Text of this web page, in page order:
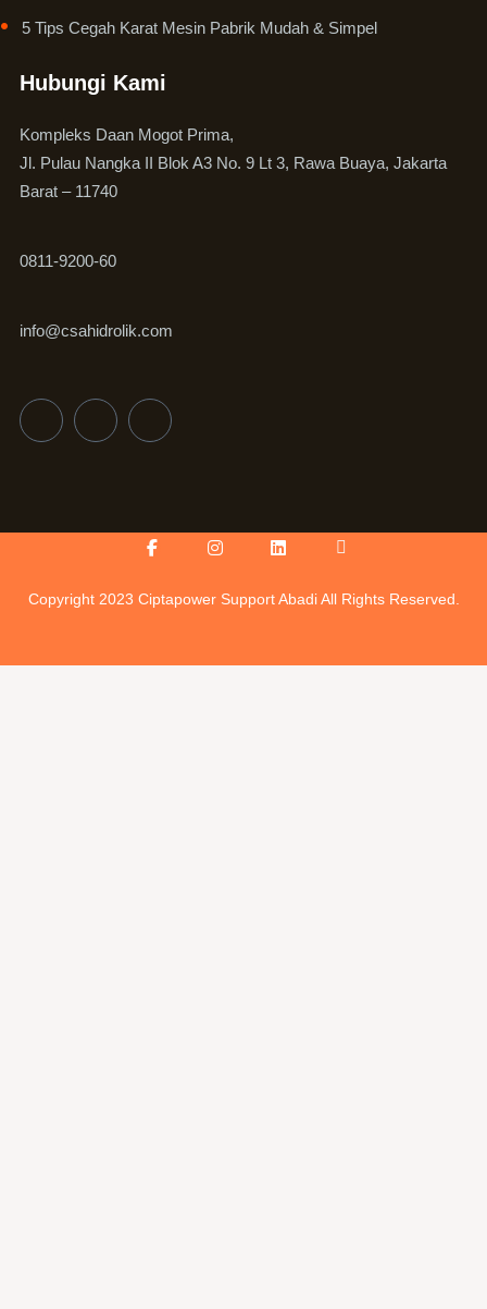
5 Tips Cegah Karat Mesin Pabrik Mudah & Simpel
Hubungi Kami
Kompleks Daan Mogot Prima,
Jl. Pulau Nangka II Blok A3 No. 9 Lt 3, Rawa Buaya, Jakarta
Barat – 11740
0811-9200-60
info@csahidrolik.com
Facebook-
f
InstagramLinkedinIcon-
youtube-
Copyright 2023 Ciptapower Support Abadi All Rights Reserved.